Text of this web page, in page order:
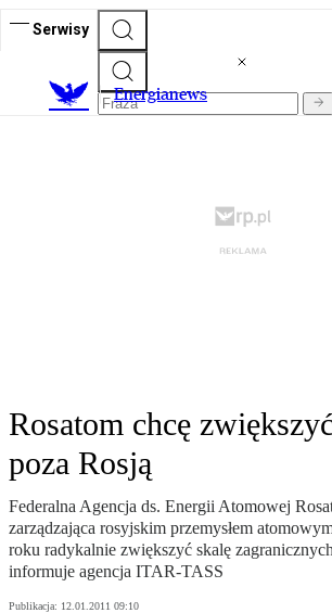
Serwisy
Energianews
Rosatom chcę
poza Rosją
Federalna Agencja ds. Energii Atomowej
zarządzająca rosyjskim przemysłem
roku radykalnie zwiększyć skalę
informuje agencja ITAR-TASS
Publikacja: 12.01.2011 09:10